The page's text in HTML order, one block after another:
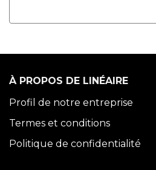
À PROPOS DE LINÉAIRE
Profil de notre entreprise
Termes et conditions
Politique de confidentialité